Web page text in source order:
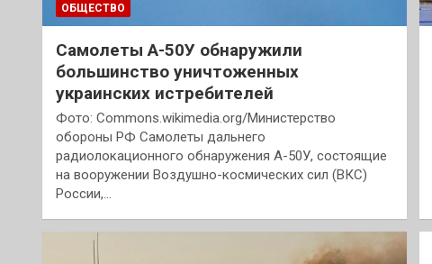
ОБЩЕСТВО
Самолеты А-50У обнаружили
большинство уничтоженных
украинских истребителей
Фото: Commons.wikimedia.org/Министерство
обороны РФ Самолеты дальнего
радиолокационного обнаружения А-50У, состоящие
на вооружении Воздушно-космических сил (ВКС)
России,…